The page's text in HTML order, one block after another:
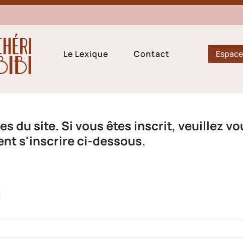
Le Lexique Contact
du site. Si vous êtes inscrit, veuillez
s'inscrire ci-dessous.